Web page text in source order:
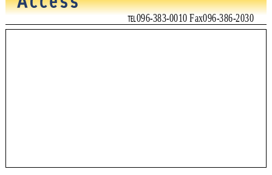
℡096-383-0010 Fax096-386-2030